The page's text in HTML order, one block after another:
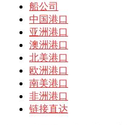
船公司
中国港口
亚洲港口
澳洲港口
北美港口
欧洲港口
南美港口
非洲港口
链接直达